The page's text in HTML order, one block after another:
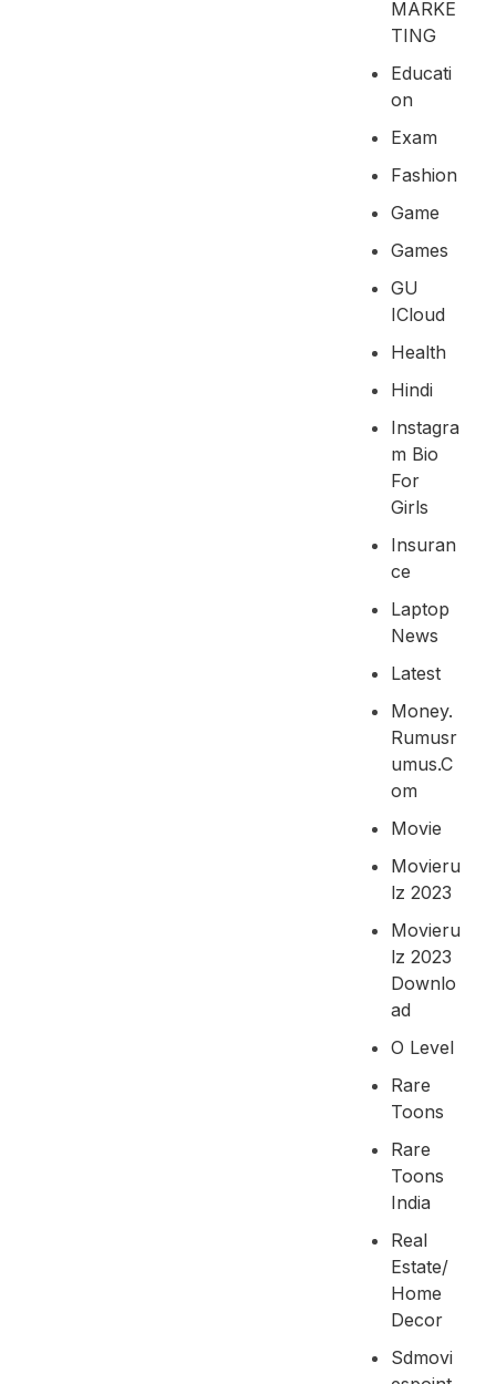
MARKE
TING
Educati
On
Exam
Fashion
Game
Games
GU
ICloud
Health
Hindi
Instagra
M Bio
For
Girls
Insuran
Ce
Laptop
News
Latest
Money.
Rumusr
Umus.c
Om
Movie
Movieru
Lz 2023
Movieru
Lz 2023
Downlo
Ad
O Level
Rare
Toons
Rare
Toons
India
Real
Estate/
Home
Decor
Sdmovi